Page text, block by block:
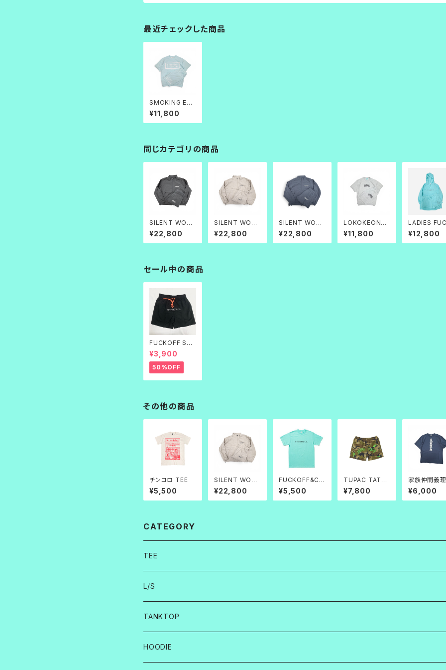
最近チェックした商品
SMOKING EVE
RYDAY_SS SE
TUP
¥11,800
同じカテゴリの商品
SILENT WORK
_Water Repell
ent Track Jac
ket
¥22,800
SILENT WORK
_Water Repell
ent Track Jac
ket
¥22,800
SILENT WORK
_Water Repell
ent Track Jac
ket
¥22,800
LOKOKEONE_
SS SETUP
¥11,800
LADIES
OFF＆CO
UP
¥12,800
セール中の商品
FUCKOFF SWI
M PANTS 黒刺
繍
¥3,900
50%OFF
その他の商品
チンコロ TEE
¥5,500
SILENT WORK
_Water Repell
ent Track Jac
ket
¥22,800
FUCKOFF&CO
TEE TB
¥5,500
TUPAC TATO
O BAGGY SHO
RTS
¥7,800
家族仲間義
情 TEE_ネイ
ー×白
¥6,000
CATEGORY
TEE
L/S
TANKTOP
HOODIE